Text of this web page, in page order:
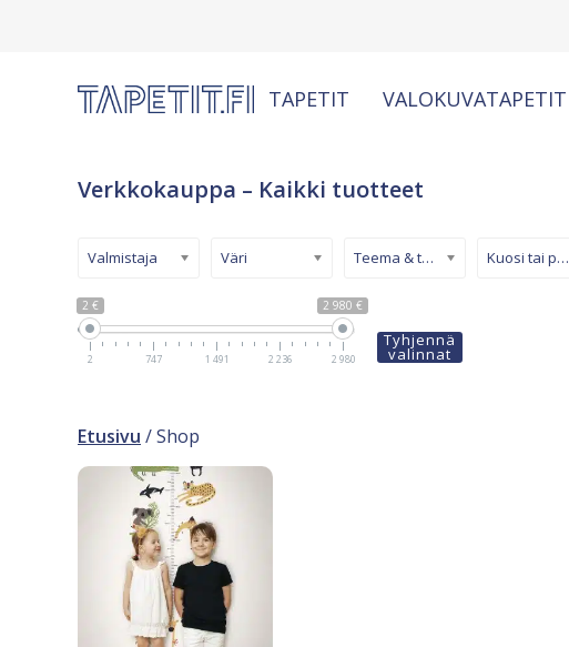
TAPETIT VALOKUVATAPETIT
Verkkokauppa – Kaikki tuotteet
2 € 2 980 €
2 747 1 491 2 236 2 980
Valmistaja Väri Teema & tyyli Kuosi tai pinta
Tyhjennä
valinnat
Etusivu / Shop